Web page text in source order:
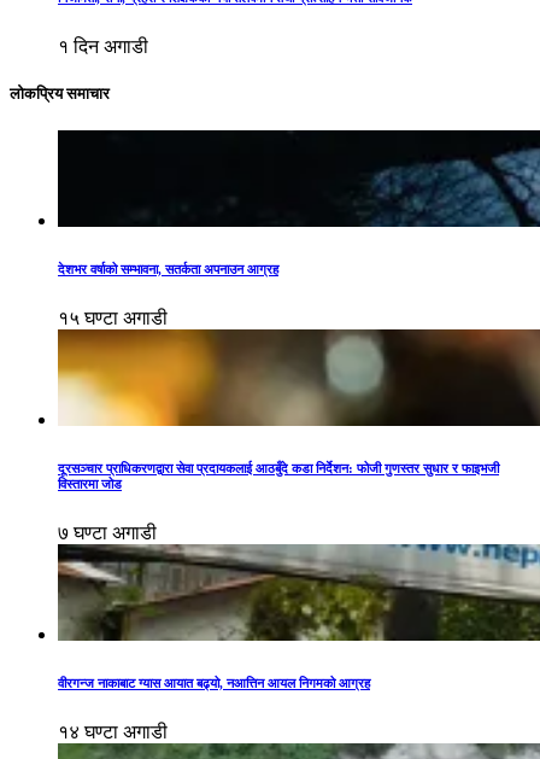
१ दिन अगाडी
लोकप्रिय समाचार
देशभर वर्षाको सम्भावना, सतर्कता अपनाउन आग्रह
१५ घण्टा अगाडी
दूरसञ्चार प्राधिकरणद्वारा सेवा प्रदायकलाई आठबुँदे कडा निर्देशन: फोजी गुणस्तर सुधार र फाइभजी
विस्तारमा जोड
७ घण्टा अगाडी
वीरगन्ज नाकाबाट ग्यास आयात बढ्यो, नआत्तिन आयल निगमको आग्रह
१४ घण्टा अगाडी